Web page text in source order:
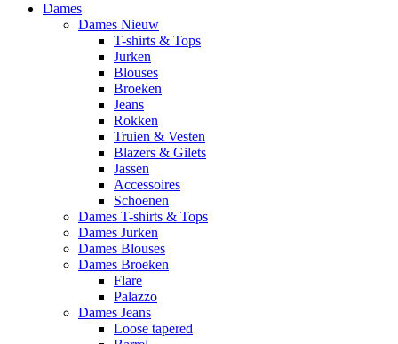
Dames
Dames Nieuw
T-shirts & Tops
Jurken
Blouses
Broeken
Jeans
Rokken
Truien & Vesten
Blazers & Gilets
Jassen
Accessoires
Schoenen
Dames T-shirts & Tops
Dames Jurken
Dames Blouses
Dames Broeken
Flare
Palazzo
Dames Jeans
Loose tapered